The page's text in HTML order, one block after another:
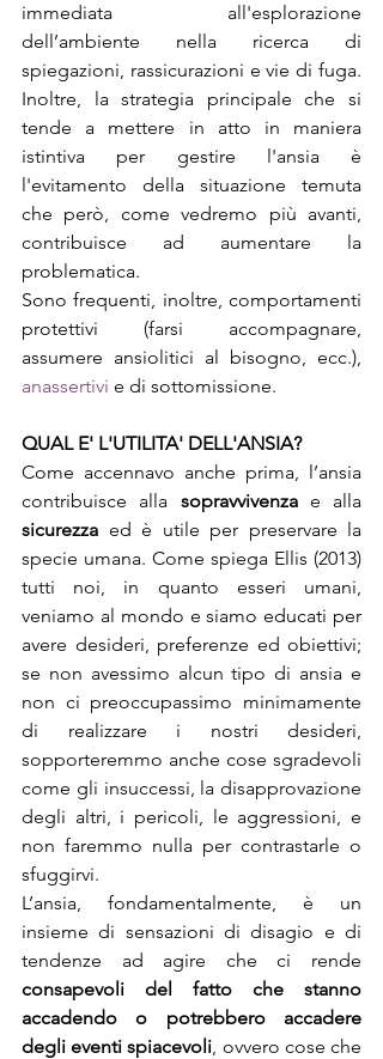
immediata all'esplorazione
dell’ambiente nella ricerca di
spiegazioni, rassicurazioni e vie di fuga.
Inoltre, la strategia principale che si
tende a mettere in atto in maniera
istintiva per gestire l'ansia è
l'evitamento della situazione temuta
che però, come vedremo più avanti,
contribuisce ad aumentare la
problematica.
Sono frequenti, inoltre, comportamenti
protettivi (farsi accompagnare,
anassertivi e di sottomissione.
QUAL E' L'UTILITA' DELL'ANSIA?
Come accennavo anche prima, l’ansia
contribuisce alla sopravvivenza
sicurezza ed è utile per preservare la
specie umana. Come spiega Ellis (2013)
tutti noi, in quanto esseri umani,
veniamo al mondo e siamo educati per
avere desideri, preferenze ed obiettivi;
se non avessimo alcun tipo di ansia e
non ci preoccupassimo minimamente
di realizzare i nostri desideri,
sopporteremmo anche cose sgradevoli
come gli insuccessi, la disapprovazione
degli altri, i pericoli, le aggressioni, e
non faremmo nulla per contrastarle o
sfuggirvi.
L’ansia, fondamentalmente, è un
insieme di sensazioni di disagio e di
consapevoli del fatto che stanno
accadendo o potrebbero accadere
degli eventi spiacevoli, ovvero cose che